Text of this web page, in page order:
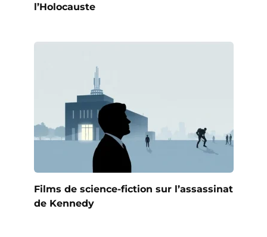
l’Holocauste
Films de science-fiction sur l’assassinat
de Kennedy